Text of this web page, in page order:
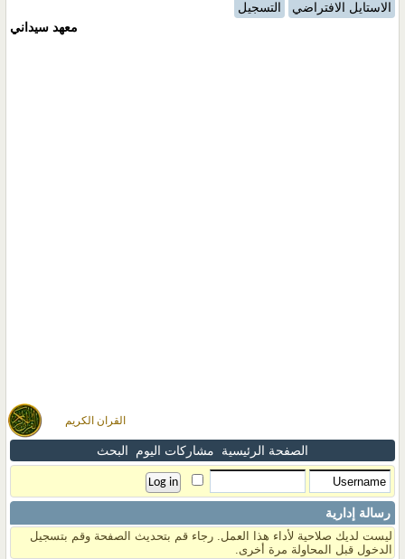
القران الكريم
الاستايل الافتراضي
التسجيل
معهد سيداني
الصفحة الرئيسية مشاركات اليوم البحث
رسالة إدارية
ليست لديك صلاحية لأداء هذا العمل. رجاء قم بتحديث الصفحة وقم بتسجيل
الدخول قبل المحاولة مرة أخرى.